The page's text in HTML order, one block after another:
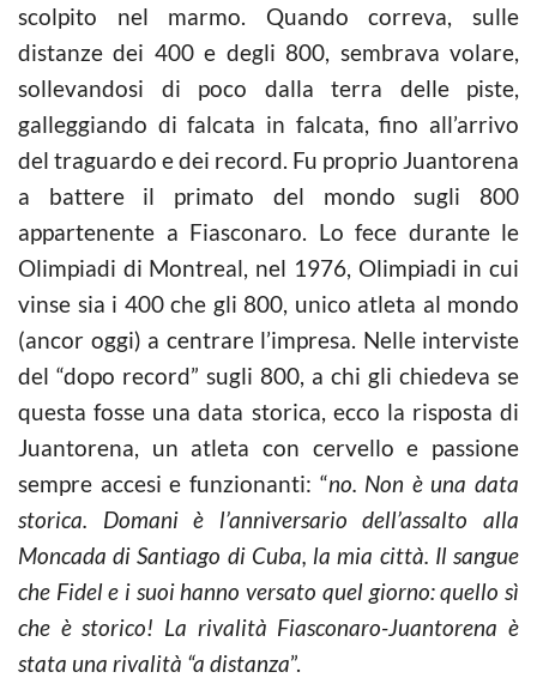
scolpito nel marmo. Quando correva, sulle
distanze dei 400 e degli 800, sembrava volare,
sollevandosi di poco dalla terra delle piste,
galleggiando di falcata in falcata, fino all’arrivo
del traguardo e dei record. Fu proprio Juantorena
a battere il primato del mondo sugli 800
appartenente a Fiasconaro. Lo fece durante le
Olimpiadi di Montreal, nel 1976, Olimpiadi in cui
vinse sia i 400 che gli 800, unico atleta al mondo
(ancor oggi) a centrare l’impresa. Nelle interviste
del “dopo record” sugli 800, a chi gli chiedeva se
questa fosse una data storica, ecco la risposta di
Juantorena, un atleta con cervello e passione
sempre accesi e funzionanti: “no. Non è una data
storica. Domani è l’anniversario dell’assalto alla
Moncada di Santiago di Cuba, la mia città. Il sangue
che Fidel e i suoi hanno versato quel giorno: quello sì
che è storico! La rivalità Fiasconaro-Juantorena è
stata una rivalità “a distanza”.